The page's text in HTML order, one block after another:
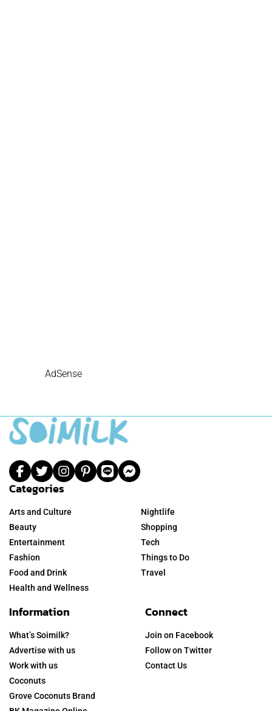
AdSense
Categories
Arts and Culture
Beauty
Entertainment
Fashion
Food and Drink
Health and Wellness
Nightlife
Shopping
Tech
Things to Do
Travel
Information
What’s Soimilk?
Advertise with us
Work with us
Coconuts
Grove Coconuts Brand
Connect
Join on Facebook
Follow on Twitter
Contact Us